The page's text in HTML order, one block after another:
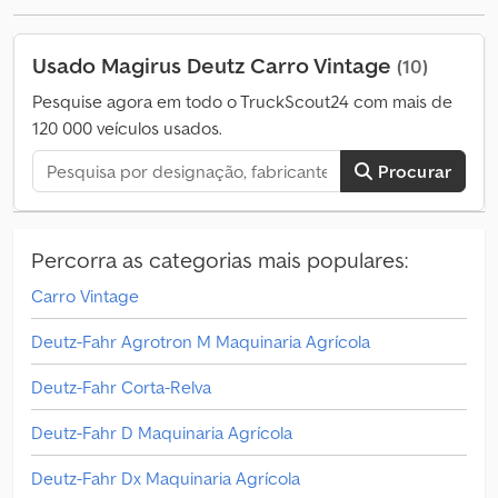
próprio: 6480 kg * Peso total: 9800 kg * Distância entre eixos:
3000 mm * Largura do veículo: 2440 mm * Pneus: 315 / 70 R 22,5 *
Equipamento completo disponível! * Inclui correntes de neve! *
Tributação diferencial Codskq Aiuopfx Agyjrf * Todas as
informações fornecidas sem garantia
Usado Magirus Deutz Carro Vintage (10)
Pesquise agora em todo o TruckScout24 com mais de
120 000 veículos usados.
Procurar
Percorra as categorias mais populares:
Carro Vintage
Deutz-Fahr Agrotron M Maquinaria Agrícola
Deutz-Fahr Corta-Relva
Deutz-Fahr D Maquinaria Agrícola
Deutz-Fahr Dx Maquinaria Agrícola